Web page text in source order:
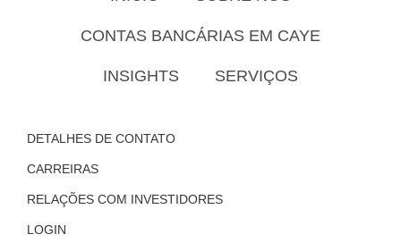
CONTAS BANCÁRIAS EM CAYE
INSIGHTS SERVIÇOS
DETALHES DE CONTATO
CARREIRAS
RELAÇÕES COM INVESTIDORES
LOGIN